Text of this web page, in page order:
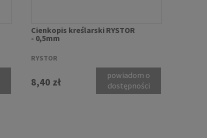
Cienkopis kreślarski RYSTOR
- 0,5mm
RYSTOR
8,40 zł
powiadom o
dostępności